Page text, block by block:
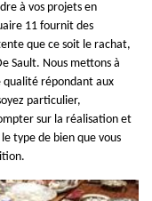
à vos projets en
11 fournit des
que ce soit le rachat,
Sault. Nous mettons à
qualité répondant aux
particulier,
sur la réalisation et
type de bien que vous